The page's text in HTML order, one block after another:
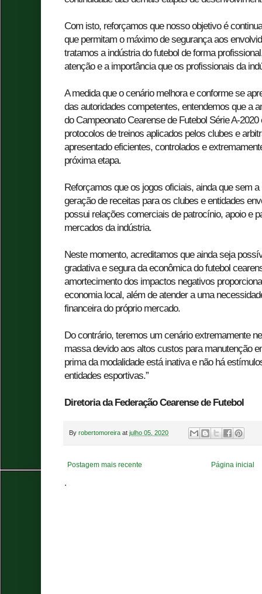
Com isto, reforçamos que nosso objetivo é
que permitam o máximo de segurança aos
tratamos a indústria do futebol de forma
atenção e a importância que os profissionais da
A medida que o cenário melhora e conforme se
das autoridades competentes, entendemos que a
do Campeonato Cearense de Futebol Série A-
protocolos de treinos aplicados pelos clubes e
apresentado eficientes, controlados e
próxima etapa.
Reforçamos que os jogos oficiais, ainda que sem
geração de receitas para os clubes e entidades
possui relações comerciais de patrocínio, apoio e
mercados da indústria.
Neste momento, acreditamos que ainda seja
gradativa e segura da econômica do futebol
amortecimento dos impactos negativos
economia local, além de atender a uma
financeira do próprio mercado.
Do contrário, teremos um cenário extremamente
massa devido aos altos custos para manutenção
prima da modalidade está inativa e não há
entidades esportivas.”
Diretoria da Federação Cearense de Futebol
By robertomoreira at julho 05, 2020
Postagem mais recente Página inicial
.